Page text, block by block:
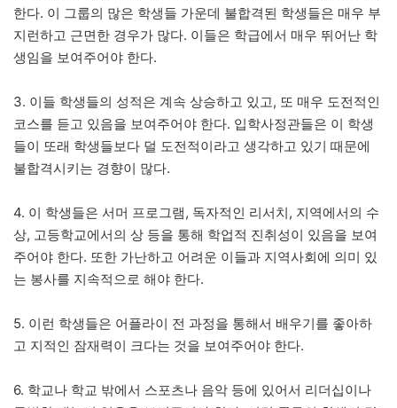
한다. 이 그룹의 많은 학생들 가운데 불합격된 학생들은 매우 부
지런하고 근면한 경우가 많다. 이들은 학급에서 매우 뛰어난 학
생임을 보여주어야 한다.
3. 이들 학생들의 성적은 계속 상승하고 있고, 또 매우 도전적인
코스를 듣고 있음을 보여주어야 한다. 입학사정관들은 이 학생
들이 또래 학생들보다 덜 도전적이라고 생각하고 있기 때문에
불합격시키는 경향이 많다.
4. 이 학생들은 서머 프로그램, 독자적인 리서치, 지역에서의 수
상, 고등학교에서의 상 등을 통해 학업적 진취성이 있음을 보여
주어야 한다. 또한 가난하고 어려운 이들과 지역사회에 의미 있
는 봉사를 지속적으로 해야 한다.
5. 이런 학생들은 어플라이 전 과정을 통해서 배우기를 좋아하
고 지적인 잠재력이 크다는 것을 보여주어야 한다.
6. 학교나 학교 밖에서 스포츠나 음악 등에 있어서 리더십이나